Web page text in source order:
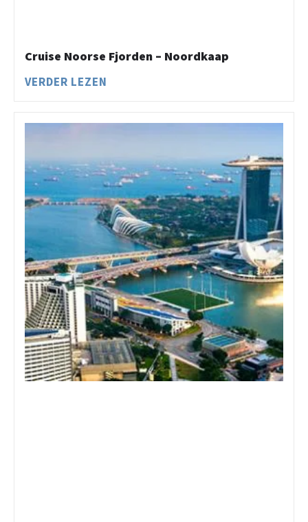
Cruise Noorse Fjorden – Noordkaap
VERDER LEZEN